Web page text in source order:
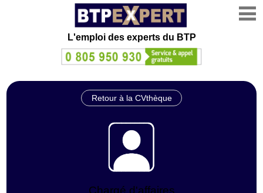
L'emploi des experts du BTP
Retour à la CVthèque
Chargé d'affaires